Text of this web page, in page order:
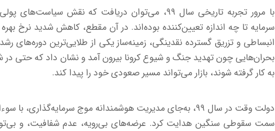
با مرور تجربه تاریخی سال ۹۹، می‌توان دریافت که نقش
سرمایه تا چه اندازه تعیین‌کننده بوده‌اند. در آن مقطع، کاهش شدید نرخ
انبساطی و تزریق گسترده نقدینگی، زمینه‌ساز یکی از طلایی‌ترین دوره‌های
بحران‌هایی چون تهدید جنگ و شیوع کرونا بیرون آمد و نشان داد که حتی در
به کار گرفته شوند، بازار می‌تواند مسیر صعودی خود را پیدا کند.
دولت وقت در سال ۹۹، به‌جای مدیریت هوشمندانه موج سرمایه‌گذاری،
سمت سقوطی سنگین هدایت کرد. عرضه‌های بی‌رویه، عدم شفافیت، و